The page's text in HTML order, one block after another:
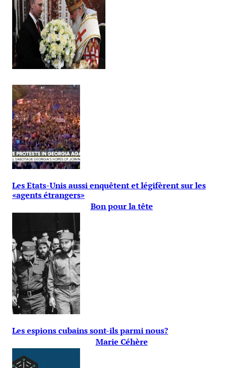
Les Etats-Unis aussi enquêtent et légifèrent sur les
«agents étrangers»
Bon pour la tête
Les espions cubains sont-ils parmi nous?
Marie Céhère